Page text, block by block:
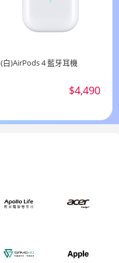
(白)AirPods 4 藍牙耳機
$4,490